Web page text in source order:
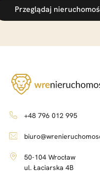
Przeglądaj
+48 796 012 995
50-104 Wrocław
ul. Łaciarska 4B